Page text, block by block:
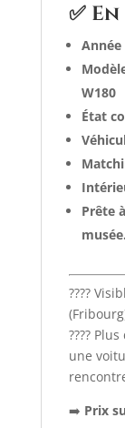
✅
Année
W180
État
Prête
musée.
????
????
une
➡️ Prix